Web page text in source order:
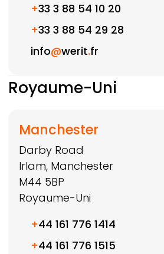
+33 3 88 54 10 20
+33 3 88 54 29 28
info@werit.fr
Royaume-Uni
Manchester
Darby Road
Irlam, Manchester
M44 5BP
Royaume-Uni
+44 161 776 1414
+44 161 776 1515